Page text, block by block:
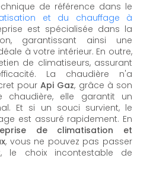
de référence dans le
et du chauffage à
est spécialisée dans la
garantissant ainsi une
à votre intérieur. En outre,
de climatiseurs, assurant
La chaudière n'a
pourApi Gaz, grâce à son
chaudière, elle garantit un
Et si un souci survient, le
est assuré rapidement. En
de climatisation et
, vous ne pouvez pas passer
choix incontestable de